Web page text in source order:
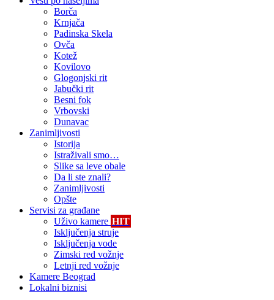
Borča
Krnjača
Padinska Skela
Ovča
Kotež
Kovilovo
Glogonjski rit
Jabučki rit
Besni fok
Vrbovski
Dunavac
Zanimljivosti
Istorija
Istraživali smo…
Slike sa leve obale
Da li ste znali?
Zanimljivosti
Opšte
Servisi za građane
Uživo kamere HIT
Isključenja struje
Isključenja vode
Zimski red vožnje
Letnji red vožnje
Kamere Beograd
Lokalni biznisi